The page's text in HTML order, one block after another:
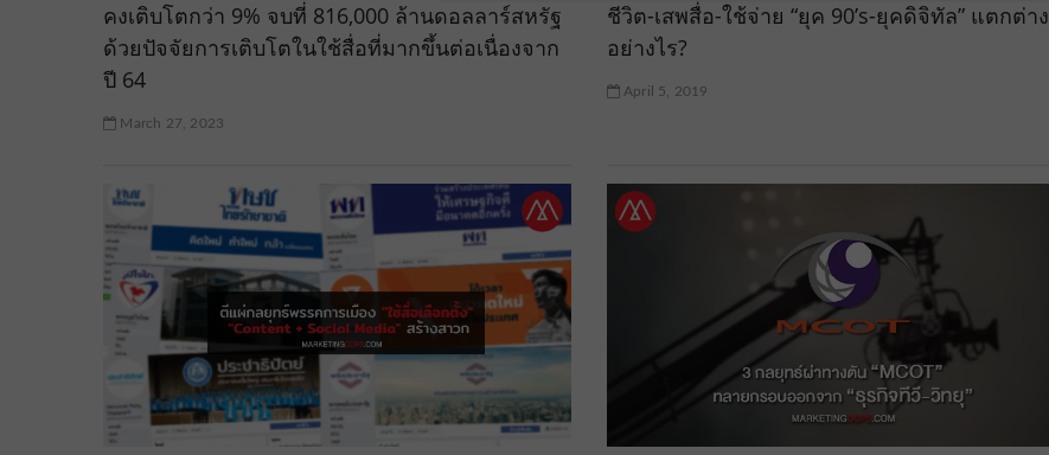
คงเติบโตกว่า 9% จบที่ 816,000 ล้านดอลลาร์สหรัฐ
ด้วยปัจจัยการเติบโตในใช้สื่อที่มากขึ้นต่อเนื่องจาก
ปี 64
March 27, 2023
ชีวิต-เสพสื่อ-ใช้จ่าย “ยุค 90’s-ยุคดิจิทัล” แตกต่าง
อย่างไร?
April 5, 2019